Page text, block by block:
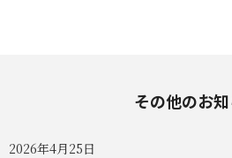
その他のお
2026年4月25日